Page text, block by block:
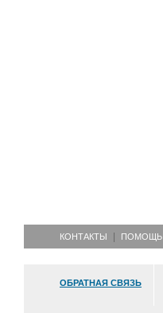
КОНТАКТЫ ПОМОЩЬ
ОБРАТНАЯ СВЯЗЬ